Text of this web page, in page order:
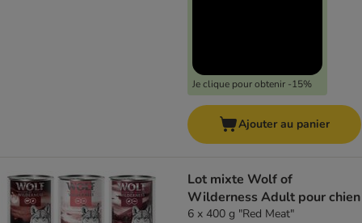
Je clique pour obtenir -15%
Ajouter au panier
Lot mixte Wolf of
Wilderness Adult pour chien
6 x 400 g "Red Meat"